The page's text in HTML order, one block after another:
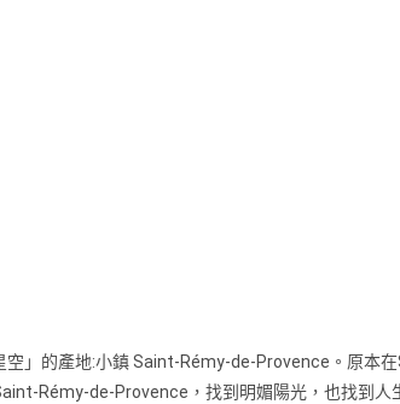
」的產地:小鎮 Saint-Rémy-de-Provence。原本
Rémy-de-Provence，找到明媚陽光，也找到人